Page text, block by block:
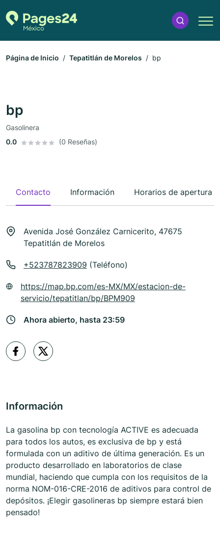
Página de Inicio Tepatitlán de Morelos bp
bp
Gasolinera
0.0
(0 Reseñas)
Contacto Información Horarios de apertura
Avenida José González Carnicerito, 47675
Tepatitlán de Morelos
+523787823909 (Teléfono)
https://map.bp.com/es-MX/MX/estacion-de-
servicio/tepatitlan/bp/BPM909
Ahora abierto, hasta 23:59
Información
La gasolina bp con tecnología ACTIVE es adecuada
para todos los autos, es exclusiva de bp y está
formulada con un aditivo de última generación. Es un
producto desarrollado en laboratorios de clase
mundial, haciendo que cumpla con los requisitos de la
norma NOM-016-CRE-2016 de aditivos para control de
depósitos. ¡Elegir gasolineras bp siempre estará bien
pensado!